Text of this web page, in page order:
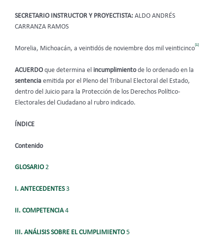
SECRETARIO INSTRUCTOR Y PROYECTISTA: ALDO ANDRÉS
CARRANZA RAMOS
Morelia, Michoacán, a veintidós de noviembre dos mil veinticinco
[1]
ACUERDOque determina el incumplimientode lo ordenado en la
sentencia emitida por el Pleno del Tribunal Electoral del Estado,
dentro del Juicio para la Protección de los Derechos Político-
Electorales del Ciudadano al rubro indicado.
ÍNDICE
Contenido
GLOSARIO2
I. ANTECEDENTES3
II. COMPETENCIA4
III. ANÁLISIS SOBRE EL CUMPLIMIENTO5